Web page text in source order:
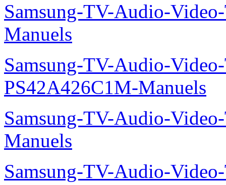
Samsung-TV-Audio-
Manuels
Samsung-TV-Audio-
PS42A426C1M-Manuels
Samsung-TV-Audio-
Manuels
Samsung-TV-Audio-